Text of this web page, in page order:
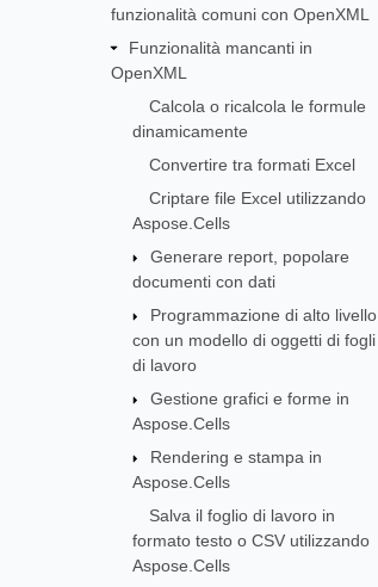
funzionalità comuni con OpenXML
Funzionalità mancanti in
OpenXML
Calcola o ricalcola le formule
dinamicamente
Convertire tra formati Excel
Criptare file Excel utilizzando
Aspose.Cells
Generare report, popolare
documenti con dati
Programmazione di alto livello
con un modello di oggetti di fogli
di lavoro
Gestione grafici e forme in
Aspose.Cells
Rendering e stampa in
Aspose.Cells
Salva il foglio di lavoro in
formato testo o CSV utilizzando
Aspose.Cells